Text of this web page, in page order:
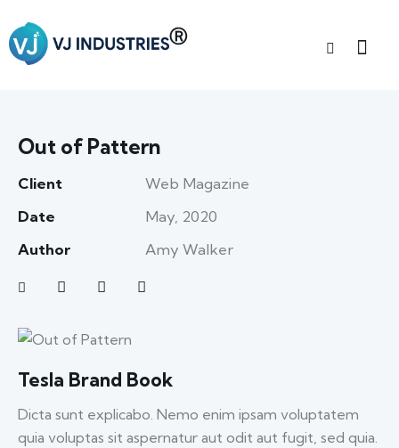
Out of Pattern
Client
Web Magazine
Date
May, 2020
Author
Amy Walker
Tesla Brand Book
Dicta sunt explicabo. Nemo enim ipsam voluptatem
quia voluptas sit aspernatur aut odit aut fugit, sed quia.